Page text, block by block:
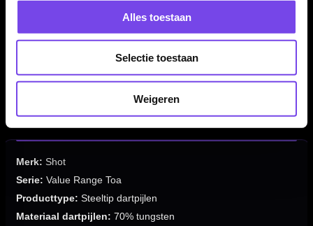
Alles toestaan
Selectie toestaan
Weigeren
Toegankelijke tungsten dart voor beginnende en
recreatieve darters
Geleverd als complete set van 3 dartpijlen
Merk: Shot
Serie: Value Range Toa
Producttype: Steeltip dartpijlen
Materiaal dartpijlen: 70% tungsten